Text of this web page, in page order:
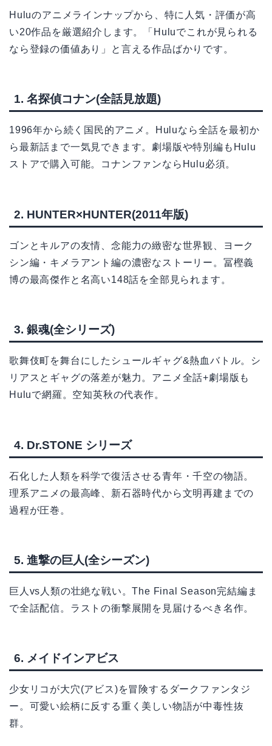
Huluのアニメラインナップから、特に人気・評価が高
い20作品を厳選紹介します。「Huluでこれが見られる
なら登録の価値あり」と言える作品ばかりです。
1. 名探偵コナン(全話見放題)
1996年から続く国民的アニメ。Huluなら全話を最初か
ら最新話まで一気見できます。劇場版や特別編もHulu
ストアで購入可能。コナンファンならHulu必須。
2. HUNTER×HUNTER(2011年版)
ゴンとキルアの友情、念能力の緻密な世界観、ヨーク
シン編・キメラアント編の濃密なストーリー。冨樫義
博の最高傑作と名高い148話を全部見られます。
3. 銀魂(全シリーズ)
歌舞伎町を舞台にしたシュールギャグ&熱血バトル。シ
リアスとギャグの落差が魅力。アニメ全話+劇場版も
Huluで網羅。空知英秋の代表作。
4. Dr.STONE シリーズ
石化した人類を科学で復活させる青年・千空の物語。
理系アニメの最高峰、新石器時代から文明再建までの
過程が圧巻。
5. 進撃の巨人(全シーズン)
巨人vs人類の壮絶な戦い。The Final Season完結編ま
で全話配信。ラストの衝撃展開を見届けるべき名作。
6. メイドインアビス
少女リコが大穴(アビス)を冒険するダークファンタジ
ー。可愛い絵柄に反する重く美しい物語が中毒性抜
群。